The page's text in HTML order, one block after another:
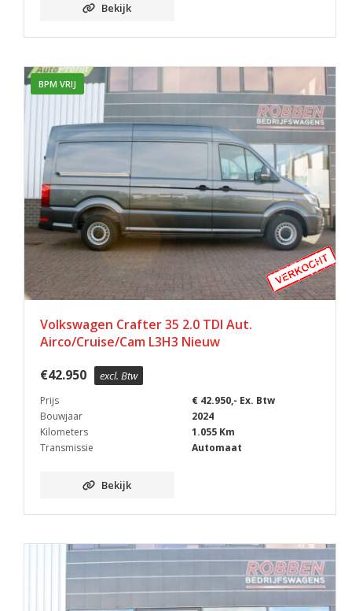
Bekijk
BPM VRIJ
Volkswagen Crafter 35 2.0 TDI Aut.
Airco/Cruise/Cam L3H3 Nieuw
€42.950 excl. Btw
Prijs
€ 42.950,- Ex. Btw
Bouwjaar
2024
Kilometers
1.055 Km
Transmissie
Automaat
Bekijk